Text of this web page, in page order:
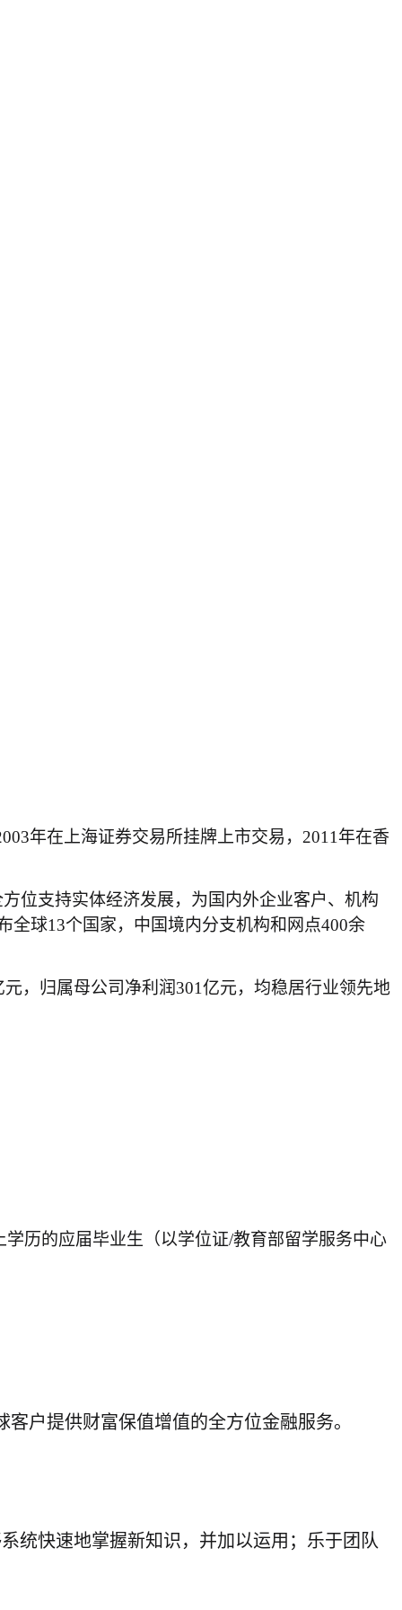
年在上海证券交易所挂牌上市交易，2011年在香
位支持实体经济发展，为国内外企业客户、机构
全球13个国家，中国境内分支机构和网点400余
元，归属母公司净利润301亿元，均稳居行业领先地
历的应届毕业生（以学位证/教育部留学服务中心
户提供财富保值增值的全方位金融服务。
统快速地掌握新知识，并加以运用；乐于团队